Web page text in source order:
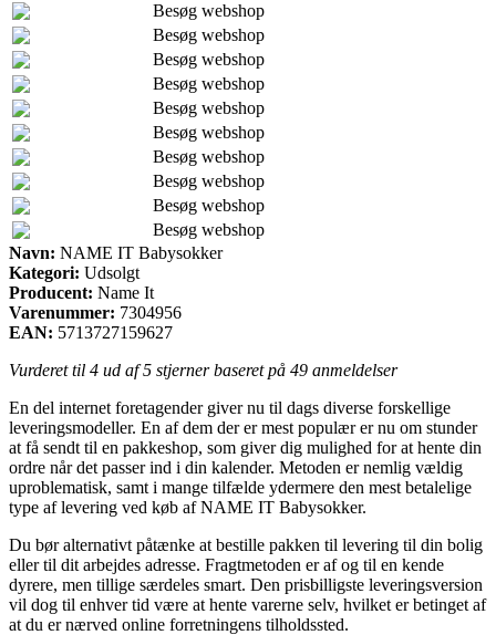
Besøg webshop
Besøg webshop
Besøg webshop
Besøg webshop
Besøg webshop
Besøg webshop
Besøg webshop
Besøg webshop
Besøg webshop
Besøg webshop
Navn: NAME IT Babysokker
Kategori: Udsolgt
Producent: Name It
Varenummer: 7304956
EAN: 5713727159627
Vurderet til 4 ud af 5 stjerner baseret på 49 anmeldelser
En del internet foretagender giver nu til dags diverse forskellige
leveringsmodeller. En af dem der er mest populær er nu om stunder
at få sendt til en pakkeshop, som giver dig mulighed for at hente din
ordre når det passer ind i din kalender. Metoden er nemlig vældig
uproblematisk, samt i mange tilfælde ydermere den mest betalelige
type af levering ved køb af NAME IT Babysokker.
Du bør alternativt påtænke at bestille pakken til levering til din bolig
eller til dit arbejdes adresse. Fragtmetoden er af og til en kende
dyrere, men tillige særdeles smart. Den prisbilligste leveringsversion
vil dog til enhver tid være at hente varerne selv, hvilket er betinget af
at du er nærved online forretningens tilholdssted.